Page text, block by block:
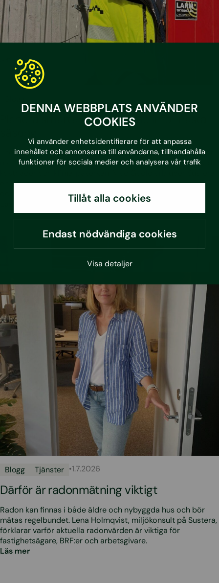
DENNA WEBBPLATS ANVÄNDER
COOKIES
Vi använder enhetsidentifierare för att anpassa
innehållet och annonserna till användarna, tillhandahålla
funktioner för sociala medier och analysera vår trafik
Tillåt alla cookies
Endast nödvändiga cookies
Visa detaljer
Planera smartare byggvärme inför nästa
Energianvändningen under byggproduktion varierar kraftigt
mellan projekt, och ofta finns stor potential att minska både
en flexibel och energieffektiv lösning för temporär värme
och kyla, anpassad efter varje projekts behov.
Blogg Tjänster •1.7.2026
Därför är radonmätning viktigt
Radon kan finnas i både äldre och nybyggda hus och bör
mätas regelbundet. Lena Holmqvist, miljökonsult på Sustera,
förklarar varför aktuella radonvärden är viktiga för
fastighetsägare, BRF:er och arbetsgivare.
Läs mer